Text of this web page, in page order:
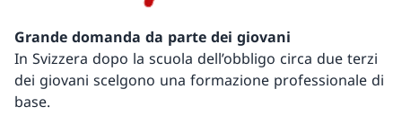
Grande domanda da parte dei giovani
In Svizzera dopo la scuola dell’obbligo circa due terzi
dei giovani scelgono una formazione professionale di
base.